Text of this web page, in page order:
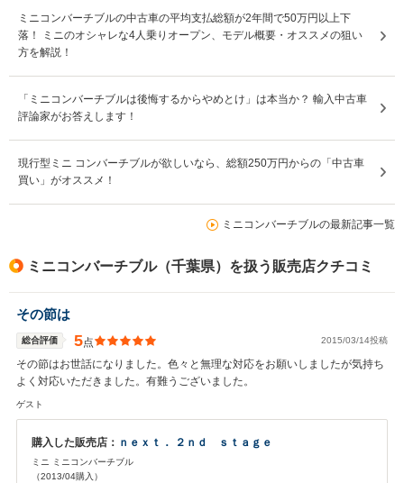
ミニコンバーチブルの中古車の平均支払総額が2年間で50万円以上下
落！ ミニのオシャレな4人乗りオープン、モデル概要・オススメの狙い
方を解説！
「ミニコンバーチブルは後悔するからやめとけ」は本当か？ 輸入中古車
評論家がお答えします！
現行型ミニ コンバーチブルが欲しいなら、総額250万円からの「中古車
買い」がオススメ！
ミニコンバーチブルの最新記事一覧
ミニコンバーチブル（千葉県）を扱う販売店クチコミ
その節は
総合評価 5点 2015/03/14投稿
その節はお世話になりました。色々と無理な対応をお願いしましたが気持ち
よく対応いただきました。有難うございました。
ゲスト
購入した販売店： ｎｅｘｔ． ２ｎｄ ｓｔａｇｅ
ミニ ミニコンバーチブル
（2013/04購入）